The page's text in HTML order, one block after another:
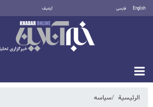
English فارسی أرشيف
الرئيسية سیاسه